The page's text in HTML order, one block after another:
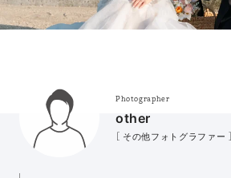
Photographer
other
［ その他フォトグラファー ］